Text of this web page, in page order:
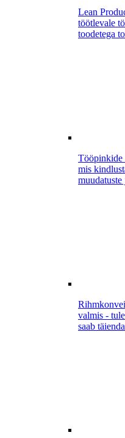
Lean
töötlevale
toodetega
Tööpinkide
mis
muudatuste
valmis -
saab